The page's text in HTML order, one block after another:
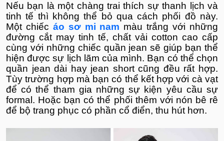
Nếu bạn là một chàng trai thích sự thanh lịch và
tinh tế thì không thể bỏ qua cách phối đồ này.
Một chiếc áo sơ mi nam màu trắng với những
đường cắt may tinh tế, chất vải cotton cao cấp
cùng với những chiếc quần jean sẽ giúp bạn thể
hiện được sự lịch lãm của mình. Bạn có thể chọn
quần jean dài hay jean short cũng đều rất hợp.
Tùy trường hợp mà bạn có thể kết hợp với cà vạt
để có thể tham gia những sự kiện yêu cầu sự
formal. Hoặc bạn có thể phối thêm với nón bê rê
để bộ trang phục có phần cổ điển, thu hút hơn.